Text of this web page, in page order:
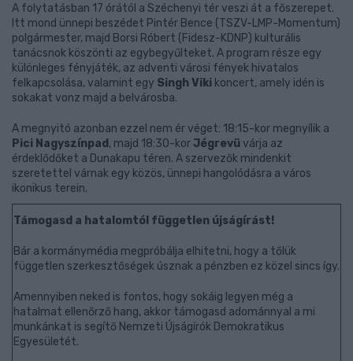
A folytatásban 17 órától a Széchenyi tér veszi át a főszerepet.
Itt mond ünnepi beszédet Pintér Bence (TSZV-LMP-Momentum)
polgármester, majd Borsi Róbert (Fidesz-KDNP) kulturális
tanácsnok köszönti az egybegyűlteket. A program része egy
különleges fényjáték, az adventi városi fények hivatalos
felkapcsolása, valamint egy Singh Viki koncert, amely idén is
sokakat vonz majd a belvárosba.
A megnyitó azonban ezzel nem ér véget: 18:15-kor megnyílik a
Pici Nagyszínpad , majd 18:30-kor Jégrevüvárja az
érdeklődőket a Dunakapu téren. A szervezők mindenkit
szeretettel várnak egy közös, ünnepi hangolódásra a város
ikonikus terein.
Támogasd a hatalomtól független újságírást!
Bár a kormánymédia megpróbálja elhitetni, hogy a tőlük
független szerkesztőségek úsznak a pénzben ez közel sincs így.
Amennyiben neked is fontos, hogy sokáig legyen még a
hatalmat ellenőrző hang, akkor támogasd adománnyal a mi
munkánkat is segítő Nemzeti Újságírók Demokratikus
Egyesületét.